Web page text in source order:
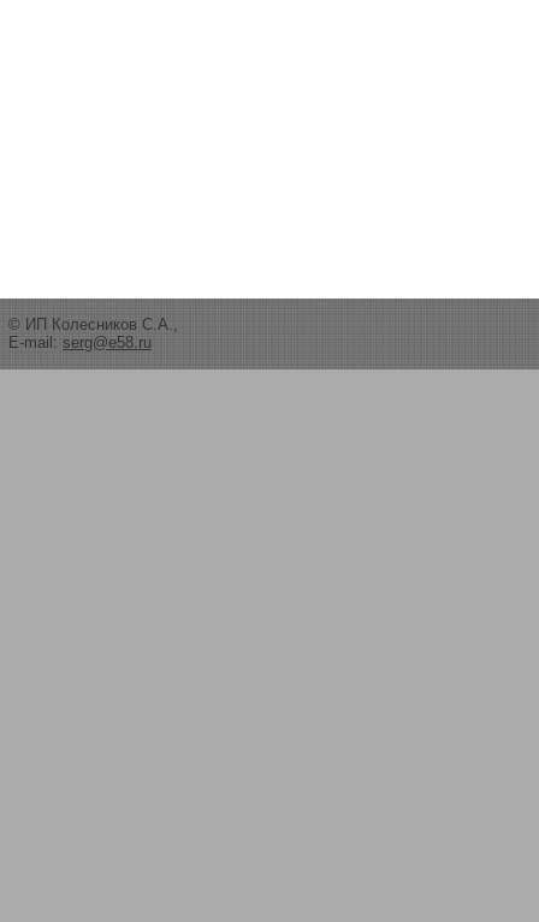
© ИП Колесников С.А.,
E-mail: serg@e58.ru